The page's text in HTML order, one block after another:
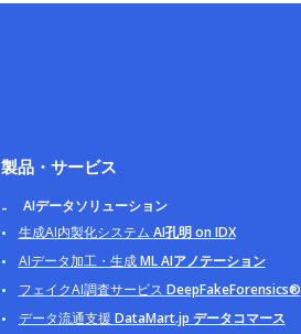
製品・サービス
AIデータソリューション
生成AI内製化システム AI孔明 on IDX
AIデータ加工・生成ML AIアノテーション
フェイクAI調査サービス DeepFakeForensics®
データ流通支援 DataMart.jp データコマース